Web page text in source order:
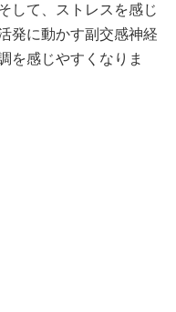
して、ストレスを感じ
発に動かす副交感神経
を感じやすくなりま